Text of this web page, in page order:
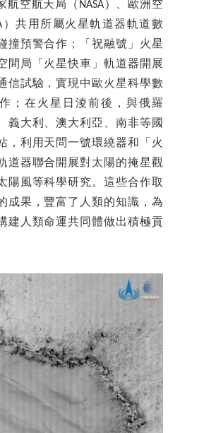
航空航天局（NASA）、歐洲空
）共用所屬火星軌道器軌道數
撞預警合作；「祝融號」火星
間局「火星快車」軌道器開展
信試驗，實現中歐火星科學數
；在火星日淩前後，與俄羅
義大利、澳大利亞、南非等國
，利用天問一號環繞器和「火
道器聯合開展對太陽的掩星觀
陽風等科學研究。這些合作取
成果，豐富了人類的知識，為
建人類命運共同體做出積極貢